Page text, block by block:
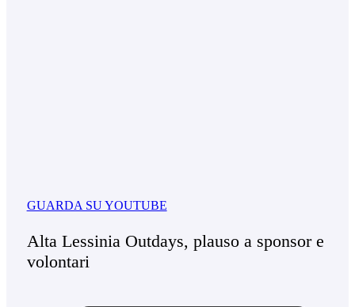
GUARDA SU YOUTUBE
Alta Lessinia Outdays, plauso a sponsor e
volontari